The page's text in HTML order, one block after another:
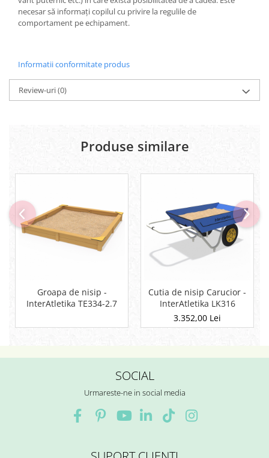
necesar să informați copilul cu privire la regulile de
comportament pe echipament.
Informatii conformitate produs
Review-uri(0)
Produse similare
Groapa de nisip -
InterAtletika TE334-2.7
Cutia de nisip Carucior -
InterAtletika LK316
3.352,00 Lei
SOCIAL
Urmareste-ne in social media